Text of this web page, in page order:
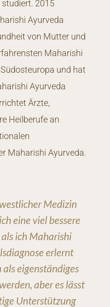
studiert. 2015
Ayurveda
von Mutter und
Maharishi
und hat
Ayurveda
Ärzte,
Heilberufe an
Maharishi Ayurveda.
Medizin
eine viel bessere
ich Maharishi
erlernt
eigenständiges
aber es lässt
Unterstützung